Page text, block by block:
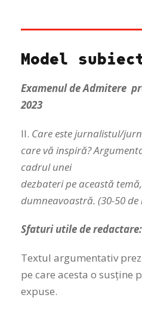
Model
Examenul de Admitere
2023
II. Care este jurnalistul/
care vă inspiră?
cadrul unei
dezbateri pe această
dumneavoastră. (30-50
Sfaturi utile de redactare:
Textul argumentativ
pe care acesta o susține
expuse.